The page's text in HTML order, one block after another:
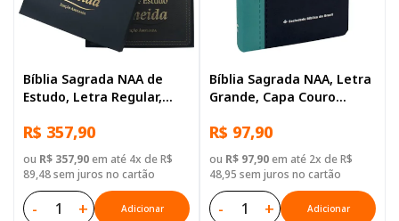
Bíblia Sagrada NAA de
Estudo, Letra Regular,
Gigante, Capa Couro
Sintético Azul
R$ 357,90
ou R$ 357,90em até 4x de R$
89,48 sem juros no cartão
- + Adicionar
Bíblia Sagrada NAA, Letra
Grande, Capa Couro
R$ 97,90
ou R$ 97,90em até 2x de R$
48,95 sem juros no cartão
- + Adicionar